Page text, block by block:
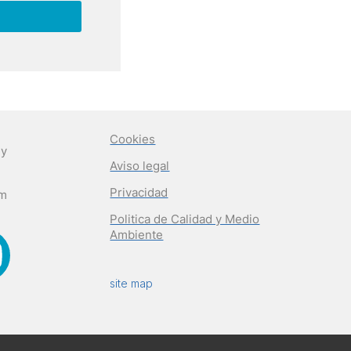
Cookies
Aviso legal
Privacidad
Politica de Calidad y Medio
Ambiente
site map